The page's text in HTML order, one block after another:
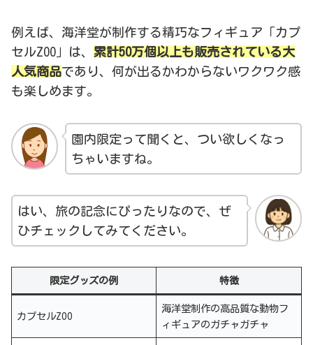
例えば、海洋堂が制作する精巧なフィギュア「カプ
セルZOO」は、 累計50万個以上も販売されている大
人気商品であり、何が出るかわからないワクワク感
も楽しめます。
園内限定って聞くと、つい欲しくなっ
ちゃいますね。
はい、旅の記念にぴったりなので、ぜ
ひチェックしてみてください。
限定グッズの例 特徴
カプセルZOO
海洋堂制作の高品質な動物フ
ィギュアのガチャガチャ